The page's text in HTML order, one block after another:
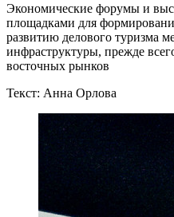
Экономические форумы и
площадками для
развитию делового туризма
инфраструктуры, прежде
восточных рынков
Текст: Анна Орлова